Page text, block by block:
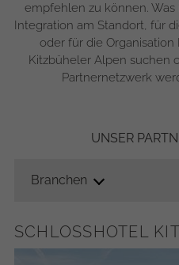
empfehlen zu können.
Integration am Standort, für
oder für die
Kitzbüheler Alpen suchen
Partnernetzwerk
UNSER
Branchen
SCHLOSSHOTEL